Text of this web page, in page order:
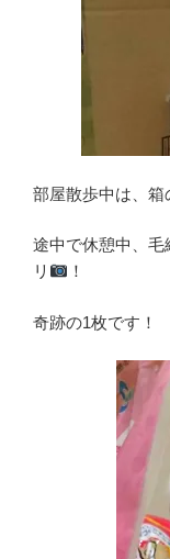
部屋散歩中は、
途中で休憩中、毛
リ
！
奇跡の1枚です！